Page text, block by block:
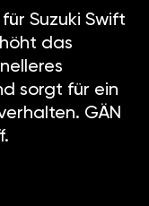
Suzuki Swift
das
sorgt für ein
GÄN